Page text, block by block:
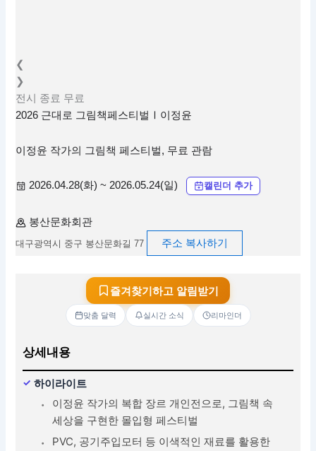
❮
❯
전시 종료 무료
2026 근대로 그림책페스티벌Ⅰ이정윤
이정윤 작가의 그림책 페스티벌, 무료 관람
2026.04.28(화) ~ 2026.05.24(일) 캘린더 추가
봉산문화회관
대구광역시 중구 봉산문화길 77 주소 복사하기
즐겨찾기하고 알림받기
맞춤 달력 실시간 소식 리마인더
상세내용
하이라이트
이정윤 작가의 복합 장르 개인전으로, 그림책 속
세상을 구현한 몰입형 페스티벌
PVC, 공기주입모터 등 이색적인 재료를 활용한